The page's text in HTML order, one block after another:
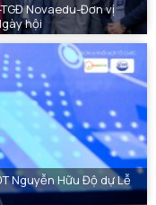
Novaedu-Đơn vị
hội
Nguyễn Hữu Độ dự Lễ